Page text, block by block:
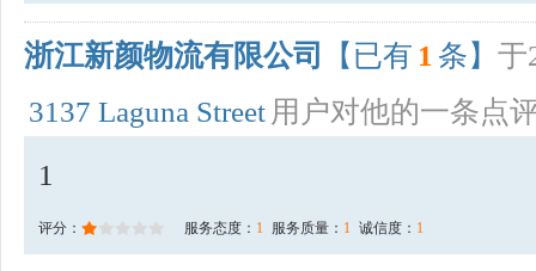
浙江新颜物流有限公司 【已有 1 条】 于
3137 Laguna Street 用户对他的一条点
1
评分： 服务态度： 1 服务质量： 1 诚信度： 1